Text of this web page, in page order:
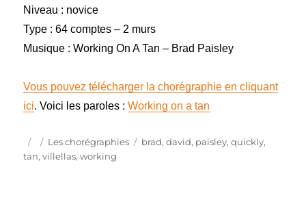
Niveau : novice
Type : 64 comptes – 2 murs
Musique : Working On A Tan – Brad Paisley
Vous pouvez télécharger la chorégraphie en cliquant
ici. Voici les paroles :Working on a tan
Publié
le
Catégories
Les chorégraphies Étiquettes
brad,david, paisley,quickly,
tan,villellas,working